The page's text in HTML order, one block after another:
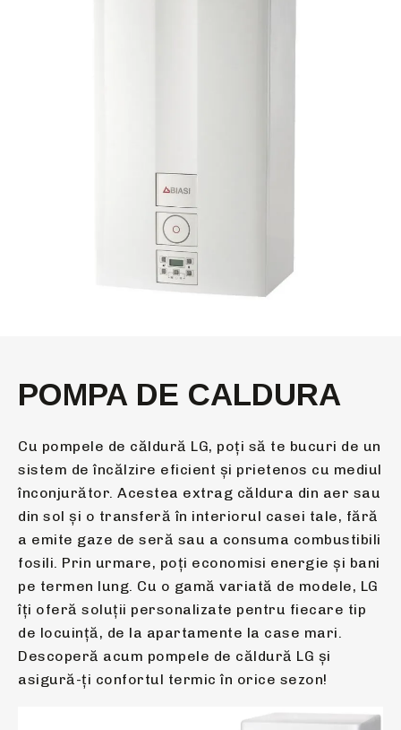
POMPA DE CALDURA
Cu pompele de căldură LG, poți să te bucuri de un
sistem de încălzire eficient și prietenos cu mediul
înconjurător. Acestea extrag căldura din aer sau
din sol și o transferă în interiorul casei tale, fără
a emite gaze de seră sau a consuma combustibili
fosili. Prin urmare, poți economisi energie și bani
pe termen lung. Cu o gamă variată de modele, LG
îți oferă soluții personalizate pentru fiecare tip
de locuință, de la apartamente la case mari.
Descoperă acum pompele de căldură LG și
asigură-ți confortul termic în orice sezon!